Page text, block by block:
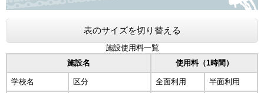
表のサイズを切り替える
施設使用料一覧
施設名
使用料（1時間）
学校名 区分 全面利用 半面利用